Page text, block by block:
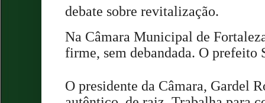
debate sobre revitalização.
Na Câmara Municipal de
firme, sem debandada. O prefeito
O presidente da Câmara, Gardel